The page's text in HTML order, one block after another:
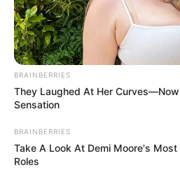
BRAINBERRIES
They Laughed At Her
Sensation
BRAINBERRIES
Take A Look At Demi Moore's
Roles